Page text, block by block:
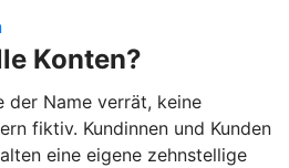
Konten?
der Name verrät, keine
fiktiv. Kundinnen und Kunden
eine eigene zehnstellige